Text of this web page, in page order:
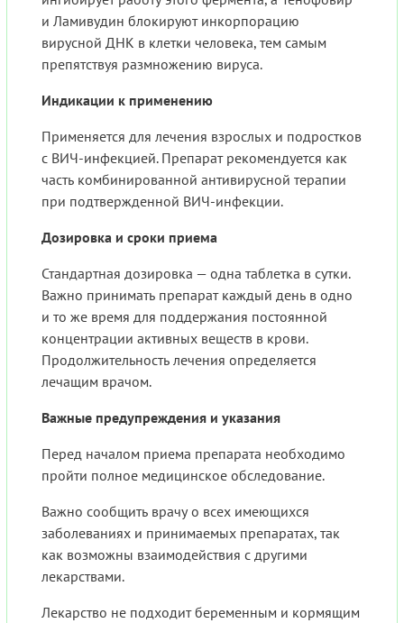
и Ламивудин блокируют инкорпорацию
вирусной ДНК в клетки человека, тем самым
препятствуя размножению вируса.
Индикации к применению
Применяется для лечения взрослых и подростков
с ВИЧ-инфекцией. Препарат рекомендуется как
часть комбинированной антивирусной терапии
при подтвержденной ВИЧ-инфекции.
Дозировка и сроки приема
Стандартная дозировка — одна таблетка в сутки.
Важно принимать препарат каждый день в одно
и то же время для поддержания постоянной
концентрации активных веществ в крови.
Продолжительность лечения определяется
лечащим врачом.
Важные предупреждения и указания
Перед началом приема препарата необходимо
пройти полное медицинское обследование.
Важно сообщить врачу о всех имеющихся
заболеваниях и принимаемых препаратах, так
как возможны взаимодействия с другими
лекарствами.
Лекарство не подходит беременным и кормящим